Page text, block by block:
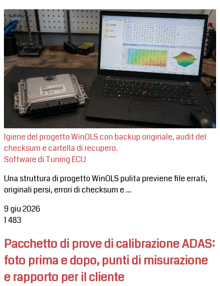
Igiene del progetto WinOLS con backup originale, audit del
checksum e cartella di recupero.
Software di Tuning ECU
Una struttura di progetto WinOLS pulita previene file errati,
originali persi, errori di checksum e ...
9 giu 2026
1 483
Pacchetto di prove di calibrazione ADAS:
foto prima e dopo, punti di misurazione
e rapporto per il cliente